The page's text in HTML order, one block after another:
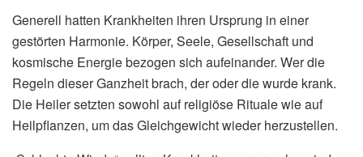
Generell hatten Krankheiten ihren Ursprung in einer
gestörten Harmonie. Körper, Seele, Gesellschaft und
kosmische Energie bezogen sich aufeinander. Wer die
Regeln dieser Ganzheit brach, der oder die wurde krank.
Die Heiler setzten sowohl auf religiöse Rituale wie auf
Heilpflanzen, um das Gleichgewicht wieder herzustellen.